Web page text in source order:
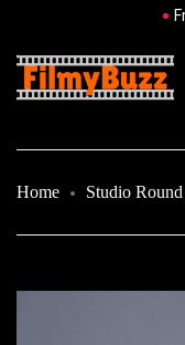
Home Studio